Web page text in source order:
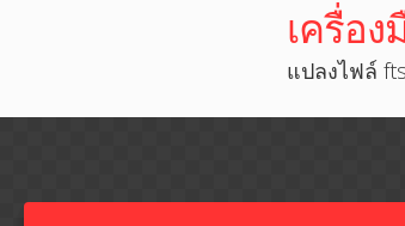
เครื่อง
แปลงไฟล์